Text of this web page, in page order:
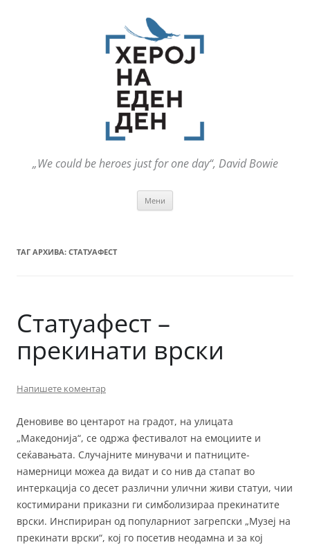
„We could be heroes just for one day“, David Bowie
Мени
ТАГ АРХИВА: СТАТУАФЕСТ
Статуафест –
прекинати врски
Напишете коментар
Деновиве во центарот на градот, на улицата
„Македонија“, се одржа фестивалот на емоциите и
сеќавањата. Случајните минувачи и патниците-
намерници можеа да видат и со нив да стапат во
интеркација со десет различни улични живи статуи, чии
костимирани приказни ги симболизираа прекинатите
врски. Инспириран од популарниот загрепски „Музеј на
прекинати врски“, кој го посетив неодамна и за кој